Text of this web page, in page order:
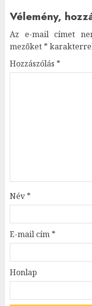
Vélemény,
Az e-mail címet
mezőket *
Hozzászólás *
Név*
E-mail cím *
Honlap